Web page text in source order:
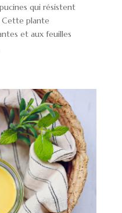
qui résistent
Cette plante
et aux feuilles